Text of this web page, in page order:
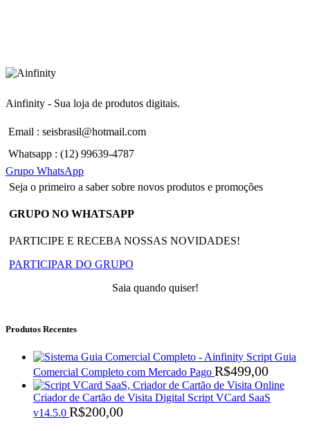
Ainfinity - Sua loja de produtos digitais.
Email : seisbrasil@hotmail.com
Whatsapp : (12) 99639-4787
Grupo WhatsApp
Seja o primeiro a saber sobre novos produtos e promoções
GRUPO NO WHATSAPP
PARTICIPE E RECEBA NOSSAS NOVIDADES!
PARTICIPAR DO GRUPO
Saia quando quiser!
Produtos Recentes
Script Guia
Comercial Completo com Mercado Pago R$499,00
Criador de Cartão de Visita Digital Script VCard SaaS
v14.5.0 R$200,00